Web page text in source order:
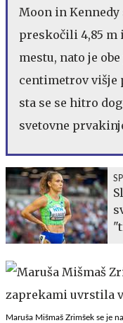
Moon in
preskočili 4,85 m
mestu, nato je
centimetrov višje
sta se se hitro
svetovne
Maruša Mišmaš Zrimšek se je